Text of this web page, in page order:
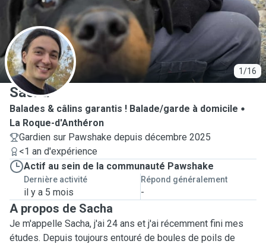
1/16
S
Sacha
Balades & câlins garantis ! Balade/garde à domicile
La Roque-d'Anthéron
Gardien sur Pawshake depuis décembre 2025
<1 an d'expérience
Actif au sein de la communauté Pawshake
Dernière activité
il y a 5 mois
Répond généralement
-
A propos de Sacha
Je m'appelle Sacha, j'ai 24 ans et j'ai récemment fini mes
études. Depuis toujours entouré de boules de poils de